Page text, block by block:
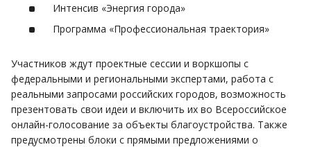
Интенсив «Энергия города»
Программа «Профессиональная траектория»
Участников ждут проектные сессии и воркшопы с
федеральными и региональными экспертами, работа с
реальными запросами российских городов, возможность
презентовать свои идеи и включить их во Всероссийское
онлайн-голосование за объекты благоустройства. Также
предусмотрены блоки с прямыми предложениями о